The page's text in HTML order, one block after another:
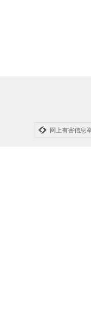
网上有害信息